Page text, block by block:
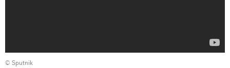
© Sputnik